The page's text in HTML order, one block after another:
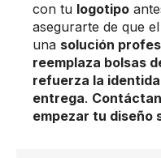
con tu logotipo
asegurarte de que el
una solución
reemplaza bolsas
refuerza la
entrega.
empezar tu diseño